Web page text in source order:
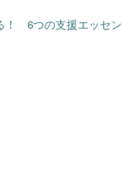
！ 6つの支援エッセ